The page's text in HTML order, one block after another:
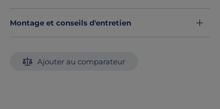
Montage et conseils d'entretien
Ajouter au comparateur